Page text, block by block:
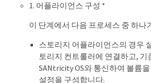
1. 어플라이언스 구성 *
이 단계에서 다음 프로세스 중 하나
스토리지 어플라이언스의 경우
토리지 컨트롤러에 연결하고, 기
SANtricity OS와 통신하여 볼륨
설정을 구성합니다.